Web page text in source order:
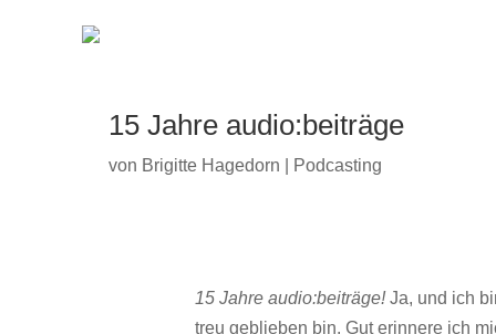
15 Jahre audio:beiträge
von Brigitte Hagedorn Podcasting
15 Jahre audio:beiträge!Ja, und ich
treu geblieben bin. Gut erinnere ich